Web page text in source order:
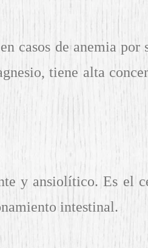
casos de anemia
tiene alta
y ansiolítico. Es el
intestinal.